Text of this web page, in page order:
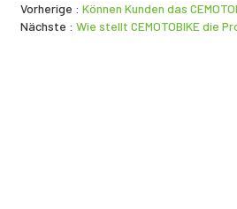
Vorherige
Können Kunden das
Nächste
Wie stellt CEMOTOBIKE die